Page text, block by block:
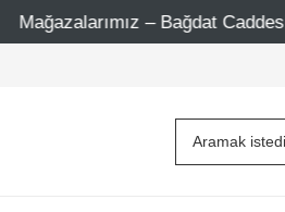
Bağdat Caddesi 1 - Bağdat